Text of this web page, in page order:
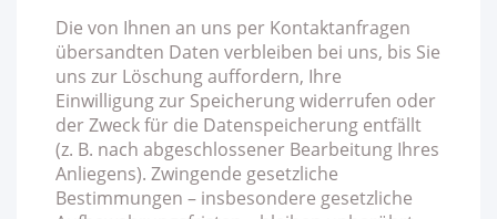
Die von Ihnen an uns per Kontaktanfragen
übersandten Daten verbleiben bei uns, bis Sie
uns zur Löschung auffordern, Ihre
Einwilligung zur Speicherung widerrufen oder
der Zweck für die Datenspeicherung entfällt
(z. B. nach abgeschlossener Bearbeitung Ihres
Anliegens). Zwingende gesetzliche
Bestimmungen – insbesondere gesetzliche